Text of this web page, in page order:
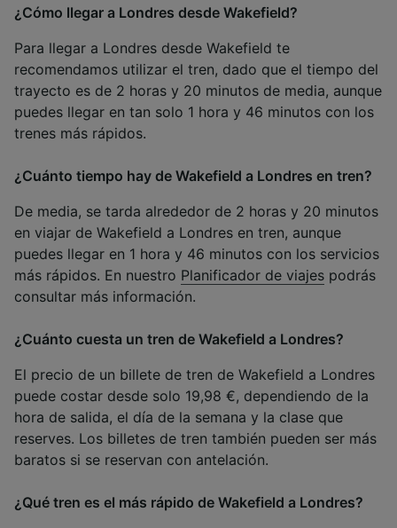
¿Cómo llegar a Londres desde Wakefield?
Para llegar a Londres desde Wakefield te
recomendamos utilizar el tren, dado que el tiempo del
trayecto es de 2 horas y 20 minutos de media, aunque
puedes llegar en tan solo 1 hora y 46 minutos con los
trenes más rápidos.
¿Cuánto tiempo hay de Wakefield a Londres en tren?
De media, se tarda alrededor de 2 horas y 20 minutos
en viajar de Wakefield a Londres en tren, aunque
puedes llegar en 1 hora y 46 minutos con los servicios
más rápidos. En nuestro Planificador de viajes podrás
consultar más información.
¿Cuánto cuesta un tren de Wakefield a Londres?
El precio de un billete de tren de Wakefield a Londres
puede costar desde solo 19,98 €, dependiendo de la
hora de salida, el día de la semana y la clase que
reserves. Los billetes de tren también pueden ser más
baratos si se reservan con antelación.
¿Qué tren es el más rápido de Wakefield a Londres?